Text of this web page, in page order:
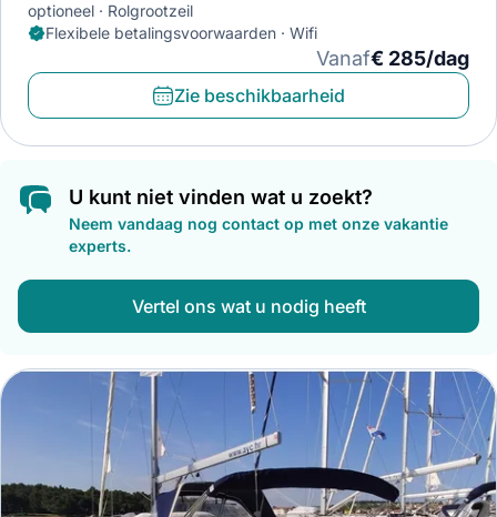
optioneel
Rolgrootzeil
Flexibele betalingsvoorwaarden · Wifi
Vanaf€ 285/dag
Zie beschikbaarheid
U kunt niet vinden wat u zoekt?
Neem vandaag nog contact op met onze vakantie
experts.
Vertel ons wat u nodig heeft